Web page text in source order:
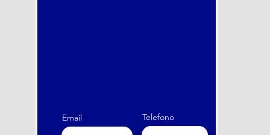
Email Telefono